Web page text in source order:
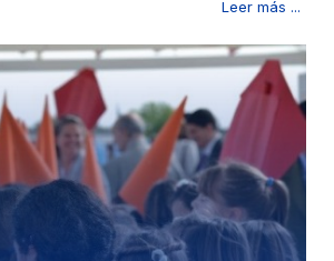
Leer más ...